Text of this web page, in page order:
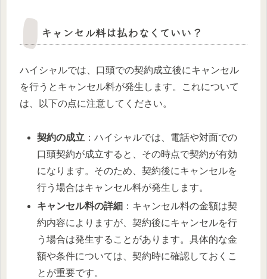
キャンセル料は払わなくていい？
ハイシャルでは、口頭での契約成立後にキャンセル
を行うとキャンセル料が発生します。これについて
は、以下の点に注意してください。
契約の成立 ：ハイシャルでは、電話や対面での
口頭契約が成立すると、その時点で契約が有効
になります。そのため、契約後にキャンセルを
行う場合はキャンセル料が発生します。
キャンセル料の詳細 ：キャンセル料の金額は契
約内容によりますが、契約後にキャンセルを行
う場合は発生することがあります。具体的な金
額や条件については、契約時に確認しておくこ
とが重要です。